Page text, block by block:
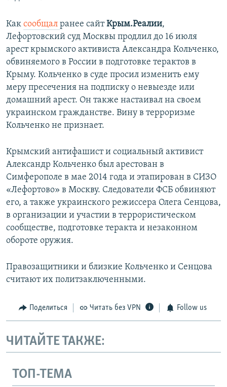
Как сообщал ранее сайтКрым.Реалии,
Лефортовский суд Москвы продлил до 16 июля
арест крымского активиста Александра Кольченко,
обвиняемого в России в подготовке терактов в
Крыму. Кольченко в суде просил изменить ему
меру пресечения на подписку о невыезде или
домашний арест. Он также настаивал на своем
украинском гражданстве. Вину в терроризме
Кольченко не признает.
Крымский антифашист и социальный активист
Александр Кольченко был арестован в
Симферополе в мае 2014 года и этапирован в СИЗО
«Лефортово» в Москву. Следователи ФСБ обвиняют
его, а также украинского режиссера Олега Сенцова,
в организации и участии в террористическом
сообществе, подготовке теракта и незаконном
обороте оружия.
Правозащитники и близкие Кольченко и Сенцова
считают их политзаключенными.
Поделиться Читать без VPN Follow us
ЧИТАЙТЕ ТАКЖЕ:
ТОП-ТЕМА